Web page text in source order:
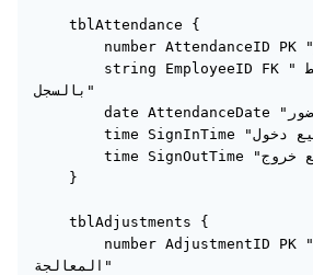
tblAttendance {
number AttendanceID PK "رقم سجل الحضور"
string EmployeeID FK "الموظف المرتبط
بالسجل"
date AttendanceDate "تاريخ الحضور"
time SignInTime "وقت التوقيع دخول"
time SignOutTime "وقت التوقيع خروج"
}
tblAdjustments {
number AdjustmentID PK "رقم سجل
المعالجة"